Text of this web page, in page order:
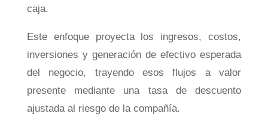
caja.
Este enfoque proyecta los ingresos, costos,
inversiones y generación de efectivo esperada
del negocio, trayendo esos flujos a valor
presente mediante una tasa de descuento
ajustada al riesgo de la compañía.